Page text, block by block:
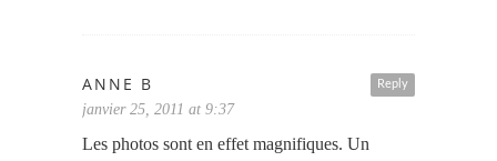
Reply
ANNE B
janvier 25, 2011 at 9:37
Les photos sont en effet magnifiques. Un